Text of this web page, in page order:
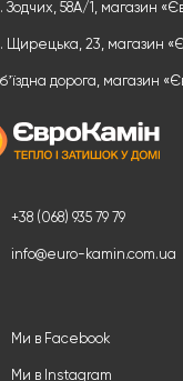
+38 (068) 935 79 79
info@euro-kamin.com.ua
Ми в Facebook
Ми в Instagram
Зодчих, 58А/1, магазин
Щирецька, 23, магазин
дорога, магазин